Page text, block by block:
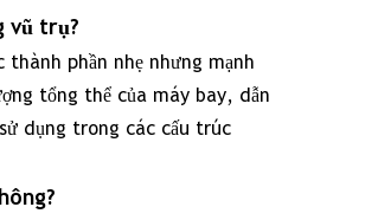
vũ trụ?
phần nhẹ nhưng mạnh
tổng thể của máy bay, dẫn
dụng trong các cấu trúc